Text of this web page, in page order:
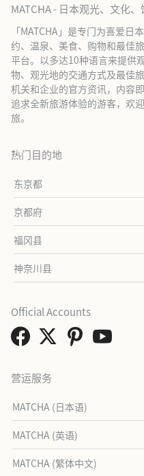
MATCHA - 日本观光、文化
「MATCHA」是专门为喜爱
约、温泉、美食、购物和最佳
平台。以多达10种语言来提供
物、观光地的交通方式及最佳
机关和企业的官方资讯，内容
追求全新旅游体验的游客，欢
旅。
热门目的地
东京都
京都府
福冈县
神奈川县
营运服务
MATCHA (日本语)
MATCHA (英语)
MATCHA (繁体中文)
Official Accounts